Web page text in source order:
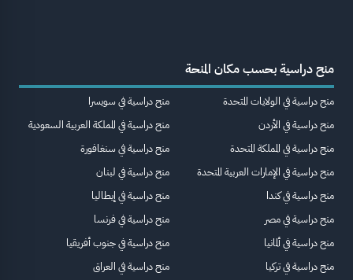
منح دراسية بحسب مكان المنحة
منح دراسية في الولايات المتحدة
منح دراسية في الأردن
منح دراسية في المملكة المتحدة
منح دراسية في الإمارات العربية المتحدة
منح دراسية في كندا
منح دراسية في مصر
منح دراسية في ألمانيا
منح دراسية في تركيا
منح دراسية في سويسرا
منح دراسية في المملكة العربية السعودية
منح دراسية في سنغافورة
منح دراسية في لبنان
منح دراسية في إيطاليا
منح دراسية في فرنسا
منح دراسية في جنوب أفريقيا
منح دراسية في العراق